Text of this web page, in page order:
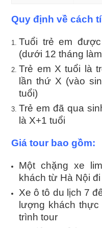
Quy định về cách
Tuổi trẻ em
(dưới 12 tháng
Trẻ em X tuổi là
lần thứ X (vào
tuổi)
Trẻ em đã qua
là X+1 tuổi
Giá tour bao gồm:
Một chặng xe
khách từ Hà Nội
Xe ô tô du lịch 7
lượng khách
trình tour